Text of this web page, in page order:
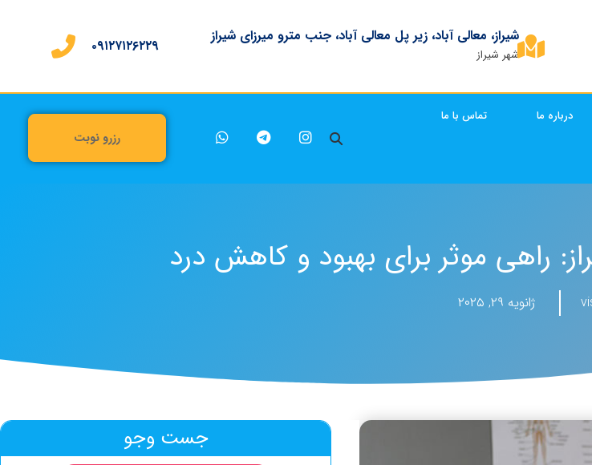
شیراز، معالی آباد، زیر پل معالی آباد، جنب مترو میرزای شیراز
شهر شیراز ۰۹۱۲۷۱۲۶۲۲۹
درباره ما تماس با ما
رزرو نوبت
راهی موثر برای بهبود و کاهش درد
ژانویه ۲۹, ۲۰۲۵
جست وجو